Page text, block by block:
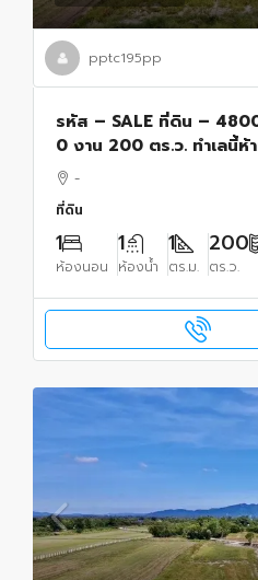
pptc195pp
รหัส – SALE ที่ดิน –
0 งาน 200 ตร.ว. ทำเลนี้ห้
-
ที่ดิน
1
ห้องนอน
1
ห้องน้ำ
1
ตร.ม.
200
ตร.ว.